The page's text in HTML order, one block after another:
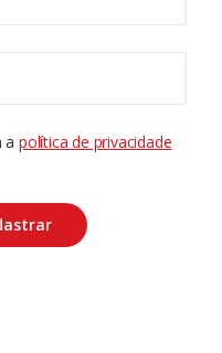
apolítica de privacidade